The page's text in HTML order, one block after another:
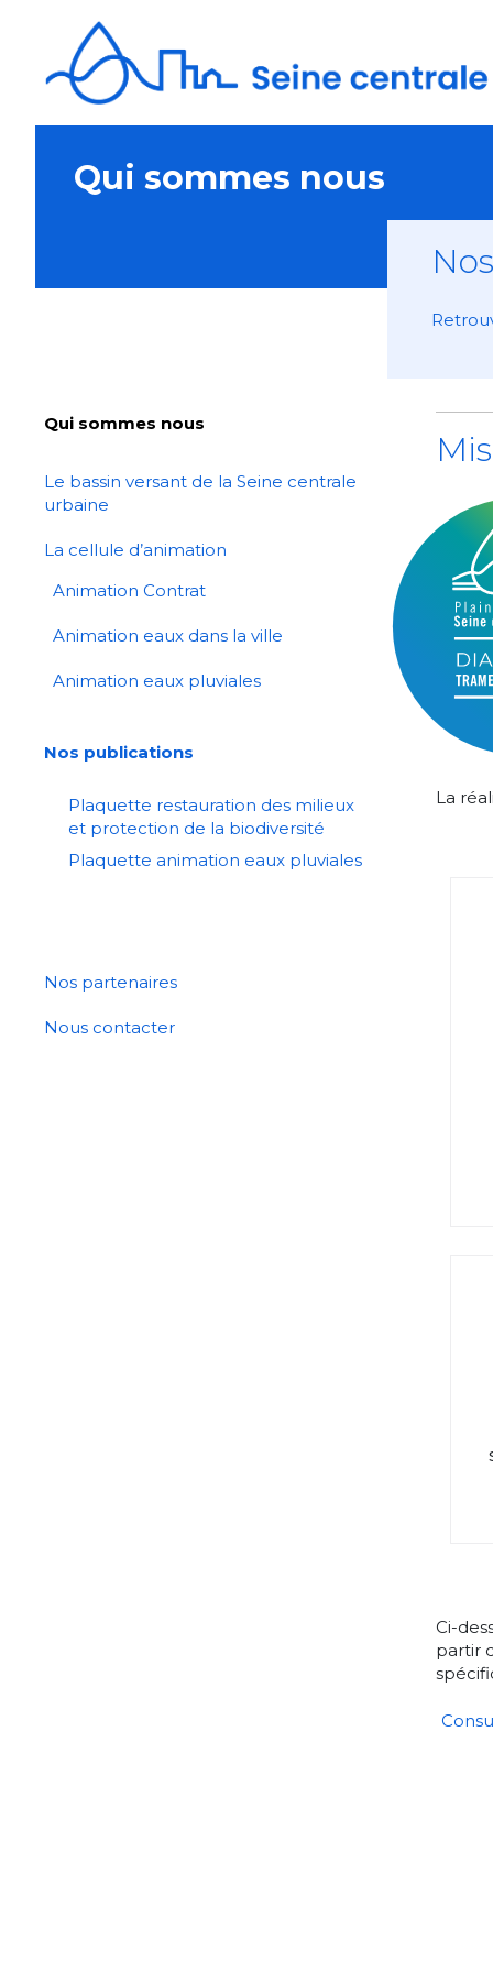
Qui sommes nous
La
Ci-
partir
Qui sommes nous
Le bassin versant de la Seine centrale
urbaine
La cellule d’animation
Animation Contrat
Animation eaux dans la ville
Animation eaux pluviales
Nos publications
Plaquette restauration des milieux
et protection de la biodiversité
Plaquette animation eaux pluviales
Nos partenaires
Nous contacter